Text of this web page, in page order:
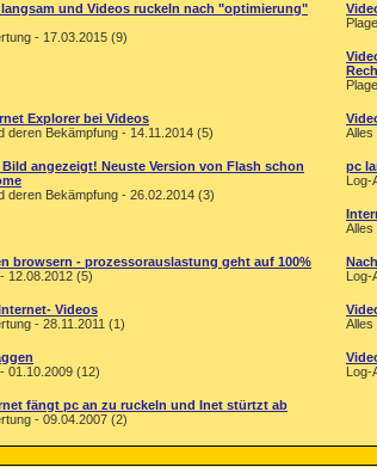
und Videos ruckeln nach "optimierung"
- 17.03.2015 (9)
Explorer bei Videos
deren Bekämpfung - 14.11.2014 (5)
Alles
angezeigt! Neuste Version von Flash schon
deren Bekämpfung - 26.02.2014 (3)
pc
Log-
Alles
browsern - prozessorauslastung geht auf 100%
12.08.2012 (5)
Log-
Videos
- 28.11.2011 (1)
Alles
01.10.2009 (12)
Log-
fängt pc an zu ruckeln und Inet stürtzt ab
- 09.04.2007 (2)